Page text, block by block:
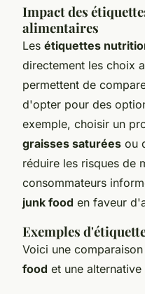
Impact des
alimentaires
Les étiquettes
directement les choix
permettent de
d'opter pour des
exemple, choisir un
graisses saturées ou
réduire les risques de
consommateurs
junk food en faveur
Exemples
Voici une
food et une alternative